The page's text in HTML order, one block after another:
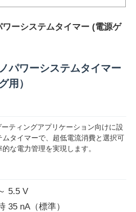
ワーシステムタイマー (電源ゲ
パワーシステムタイマー
用）
ティングアプリケーション向けに設
タイマーで、超低電流消費と選択可
な電力管理を実現します。
5.5 V
35 nA（標準）